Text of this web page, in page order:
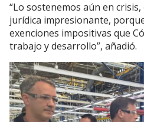
“Lo sostenemos aún en
jurídica impresionante,
exenciones impositivas que
trabajo y desarrollo”, añadió.